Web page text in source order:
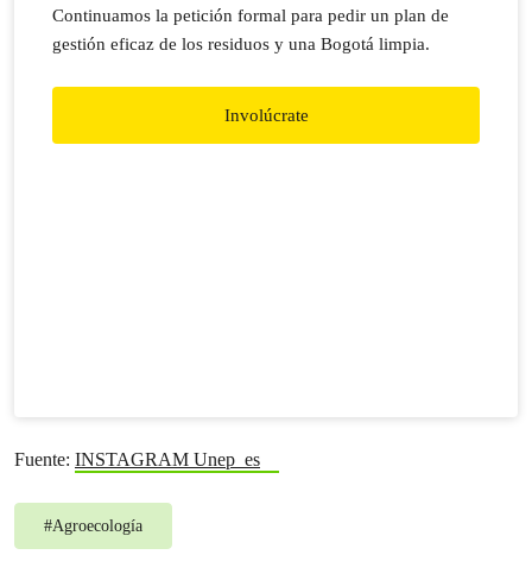
Continuamos la petición formal para pedir un plan de
gestión eficaz de los residuos y una Bogotá limpia.
Involúcrate
Fuente: INSTAGRAM Unep_es
#Agroecología